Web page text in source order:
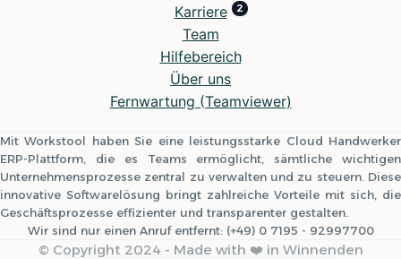
Karriere
Team
Hilfebereich
Über uns
Fernwartung (Teamviewer)
Mit Workstool haben Sie eine leistungsstarke Cloud Handwerker
ERP-Plattform, die es Teams ermöglicht, sämtliche wichtigen
Unternehmensprozesse zentral zu verwalten und zu steuern. Diese
innovative Softwarelösung bringt zahlreiche Vorteile mit sich, die
Geschäftsprozesse effizienter und transparenter gestalten.
Wir sind nur einen Anruf entfernt: (+49) 0 7195 - 92997700
© Copyright 2024 - Made with ❤️ in Winnenden